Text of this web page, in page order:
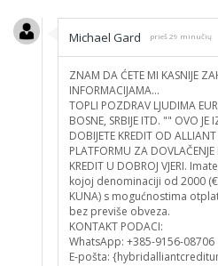
Michael Gard prieš 29 minučių
ZNAM DA ĆETE MI KASNIJE
INFORMACIJAMA...
TOPLI POZDRAV LJUDIMA
BOSNE, SRBIJE ITD. "" OVO JE
DOBIJETE KREDIT OD
PLATFORMU ZA
KREDIT U DOBROJ VJERI.
kojoj denominaciji od 2000
KUNA) s mogućnostima
bez previše obveza.
KONTAKT PODACI:
WhatsApp: +385-9156-08706
E-pošta: